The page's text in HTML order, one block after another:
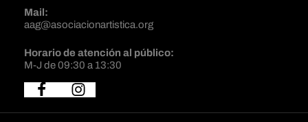
Mail:
aag@asociacionartistica.org
Horario de atención al público:
M-J de 09:30 a 13:30